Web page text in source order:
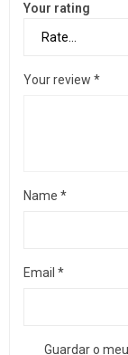
Your rating
Your review *
Name *
Email *
Guardar o